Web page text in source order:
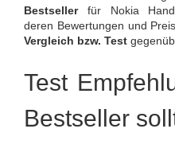
Bestsellerfür Nokia
deren Bewertungen und
Vergleich bzw. Test
Test
Bestseller